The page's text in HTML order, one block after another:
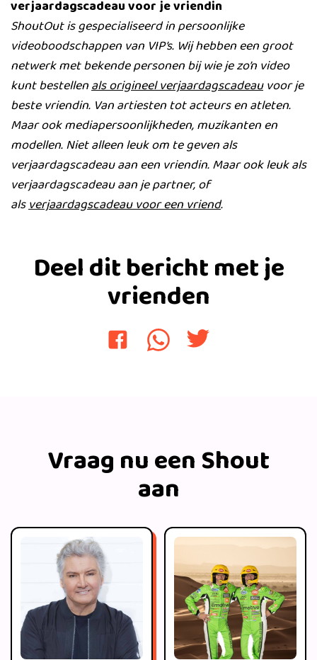
verjaardagscadeau voor je vriendin
ShoutOut is gespecialiseerd in persoonlijke
videoboodschappen van VIP’s. Wij hebben een groot
netwerk met bekende personen bij wie je zo’n video
kunt bestellenals origineel verjaardagscadeauvoor je
beste vriendin. Van artiesten tot acteurs en atleten.
Maar ook mediapersoonlijkheden, muzikanten en
modellen. Niet alleen leuk om te geven als
verjaardagscadeau aan een vriendin. Maar ook leuk als
verjaardagscadeau aan je partner, of
alsverjaardagscadeau voor een vriend.
Deel dit bericht met je
vrienden
Vraag nu een Shout
aan